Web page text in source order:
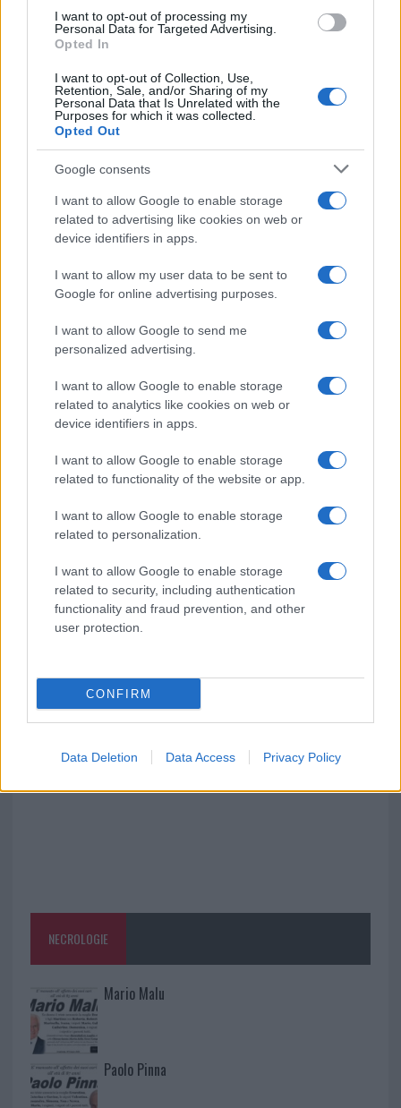
I want to opt-out of processing my
Personal Data for Targeted Advertising.
Opted In
I want to opt-out of Collection, Use,
Retention, Sale, and/or Sharing of my
Personal Data that Is Unrelated with the
Purposes for which it was collected.
Opted Out
Google consents
I want to allow Google to enable storage
related to advertising like cookies on web or
device identifiers in apps.
I want to allow my user data to be sent to
Google for online advertising purposes.
I want to allow Google to send me
personalized advertising.
I want to allow Google to enable storage
related to analytics like cookies on web or
device identifiers in apps.
I want to allow Google to enable storage
related to functionality of the website or app.
I want to allow Google to enable storage
related to personalization.
I want to allow Google to enable storage
related to security, including authentication
functionality and fraud prevention, and other
user protection.
CONFIRM
Data Deletion Data Access Privacy Policy
F
a
ce
b
o
o
k
T
w
it
te
r
Pi
te
re
W
at
s
p
S
a
re
Articolo precedente
Prossimo articolo
NOTIZIE RECENTI
Ristorante distrutto dalle fiamme a La
Le previsioni meteo per il weekend a Olbia e in
Gallura
Michelle Hunziker in Gallura, bella anche dal
vivo: un amico vip svela come fa
Calangianus, dopo le polemiche il centro
accoglienza minori chiude
Olbia, divieto di sosta contro spaccio e degrado:
Pausa caffè impeccabile: come scegliere la
soluzione ideale per la casa e l’ufficio
Monte Pino, la fine di un lungo dolore: storia e
rinascita della strada che segnò la Gallura
NECROLOGIE
Mario Malu
Paolo Pinna